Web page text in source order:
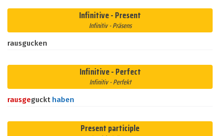
Infinitive - Present
Infinitiv - Präsens
rausgucken
Infinitive - Perfect
Infinitiv - Perfekt
rausgeguckt haben
Present participle